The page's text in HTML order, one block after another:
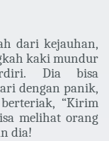
dari kejauhan,
kaki mundur
Dia bisa
dengan panik,
“Kirim
melihat orang
dia!